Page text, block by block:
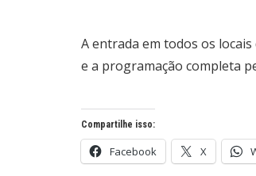
A entrada em todos os
e a programação completa
Compartilhe isso:
Facebook X